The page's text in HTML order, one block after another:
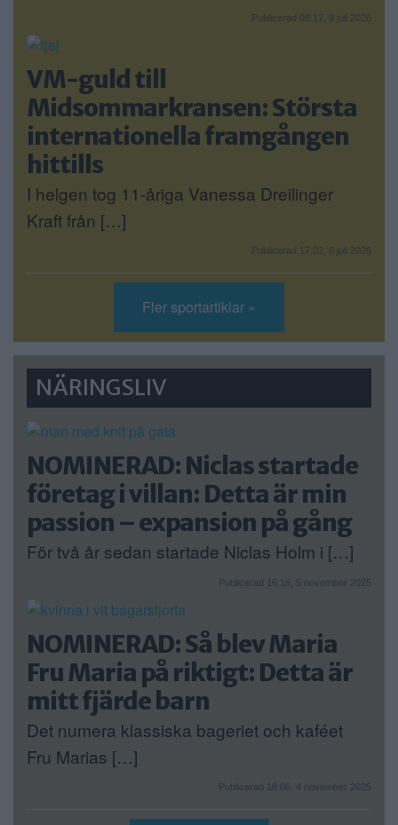
Publicerad 08:17, 9 juli 2026
VM-guld till
Midsommarkransen: Största
internationella framgången
hittills
I helgen tog 11-åriga Vanessa Dreilinger
Kraft från […]
Publicerad 17:02, 6 juli 2026
Fler sportartiklar »
NÄRINGSLIV
NOMINERAD: Niclas startade
företag i villan: Detta är min
passion – expansion på gång
För två år sedan startade Niclas Holm i […]
Publicerad 16:16, 5 november 2025
NOMINERAD: Så blev Maria
Fru Maria på riktigt: Detta är
mitt fjärde barn
Det numera klassiska bageriet och kaféet
Fru Marias […]
Publicerad 18:06, 4 november 2025